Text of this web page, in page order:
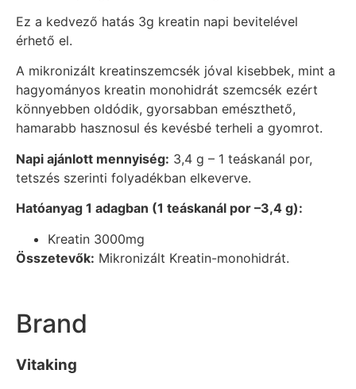
Ez a kedvező hatás 3g kreatin napi bevitelével
érhető el.
A mikronizált kreatinszemcsék jóval kisebbek, mint a
hagyományos kreatin monohidrát szemcsék ezért
könnyebben oldódik, gyorsabban emészthető,
hamarabb hasznosul és kevésbé terheli a gyomrot.
Napi ajánlott mennyiség: 3,4 g – 1 teáskanál por,
tetszés szerinti folyadékban elkeverve.
Hatóanyag 1 adagban (1 teáskanál por –3,4 g):
Kreatin 3000mg
Összetevők: Mikronizált Kreatin-monohidrát.
Brand
Vitaking